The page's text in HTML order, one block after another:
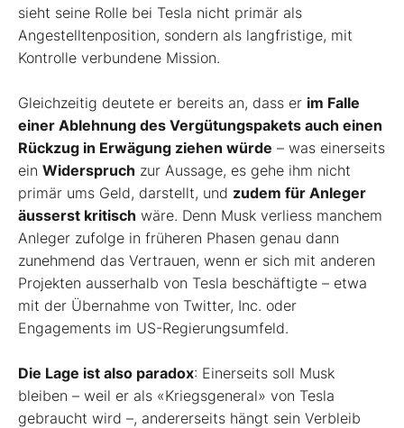
sieht seine Rolle bei Tesla nicht primär als
Angestelltenposition, sondern als langfristige, mit
Kontrolle verbundene Mission.
Gleichzeitig deutete er bereits an, dass er im Falle
einer Ablehnung des Vergütungspakets auch einen
Rückzug in Erwägung ziehen würde – was einerseits
ein Widerspruch zur Aussage, es gehe ihm nicht
primär ums Geld, darstellt, und zudem für Anleger
äusserst kritisch wäre. Denn Musk verliess manchem
Anleger zufolge in früheren Phasen genau dann
zunehmend das Vertrauen, wenn er sich mit anderen
Projekten ausserhalb von Tesla beschäftigte – etwa
mit der Übernahme von Twitter, Inc. oder
Engagements im US-Regierungsumfeld.
Die Lage ist also paradox: Einerseits soll Musk
bleiben – weil er als «Kriegsgeneral» von Tesla
gebraucht wird –, andererseits hängt sein Verbleib